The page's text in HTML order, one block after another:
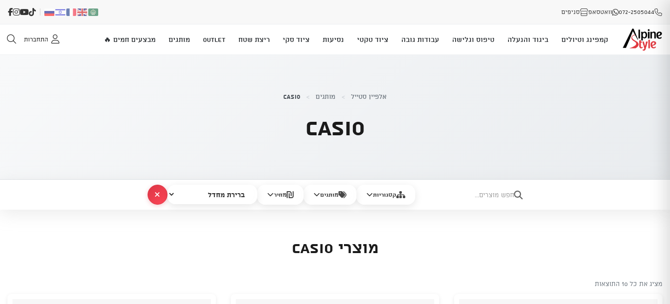
072-2505044 וואטסאפ סניפים
קמפינג וטיולים ביגוד והנעלה טיפוס וגלישה עבודות גובה ציוד טקטי נסיעות ציוד סקי ריצת שטח OUTLET מותגים מבצעים חמים 🔥 התחברות
אלפיין סטייל > מותגים >
Casio
Casio
קטגוריות מותגים מחיר נקה הכל
מוצרי Casio
מציג את כל 10 התוצאות